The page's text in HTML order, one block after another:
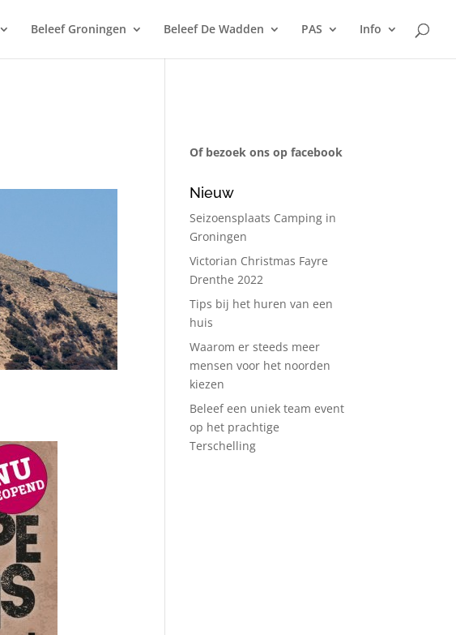
Beleef Groningen Beleef De Wadden PAS Info
Of bezoek ons op facebook
Nieuw
Seizoensplaats Camping in
Groningen
Victorian Christmas Fayre
Drenthe 2022
Tips bij het huren van een
huis
Waarom er steeds meer
mensen voor het noorden
kiezen
Beleef een uniek team event
op het prachtige
Terschelling